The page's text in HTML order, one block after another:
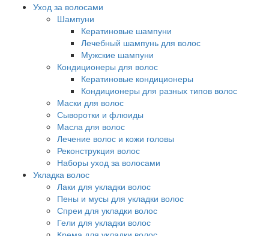
Уход за волосами
Шампуни
Кератиновые шампуни
Лечебный шампунь для волос
Мужские шампуни
Кондиционеры для волос
Кератиновые кондиционеры
Кондиционеры для разных типов волос
Маски для волос
Сыворотки и флюиды
Масла для волос
Лечение волос и кожи головы
Реконструкция волос
Наборы уход за волосами
Укладка волос
Лаки для укладки волос
Пены и мусы для укладки волос
Спреи для укладки волос
Гели для укладки волос